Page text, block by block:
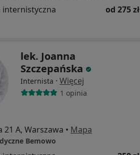
internistyczna od 275 zł
lek. Joanna
Szczepańska
Internista · Więcej
1 opinia
21 A, Warszawa • Mapa
Bemowo